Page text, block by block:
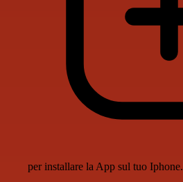
per installare la App sul tuo Iphone.